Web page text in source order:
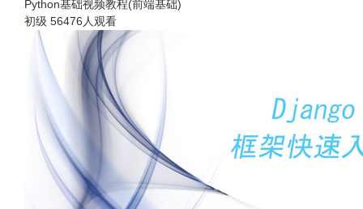
Python基础视频教程(前端基础)
初级 56476人观看